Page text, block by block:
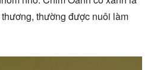
thường được nuôi làm